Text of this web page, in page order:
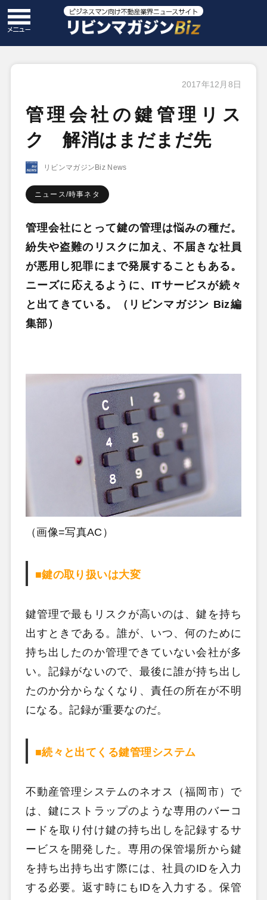
2017年12月8日
管理会社の鍵管理リス
ク 解消はまだまだ先
リビンマガジンBiz News
ニュース/時事ネタ
管理会社にとって鍵の管理は悩みの種だ。
紛失や盗難のリスクに加え、不届きな社員
が悪用し犯罪にまで発展することもある。
ニーズに応えるように、ITサービスが続々
と出てきている。（リビンマガジン Biz編
集部）
（画像=写真AC）
■鍵の取り扱いは大変
鍵管理で最もリスクが高いのは、鍵を持ち
出すときである。誰が、いつ、何のために
持ち出したのか管理できていない会社が多
い。記録がないので、最後に誰が持ち出し
たのか分からなくなり、責任の所在が不明
になる。記録が重要なのだ。
■続々と出てくる鍵管理システム
不動産管理システムのネオス（福岡市）で
は、鍵にストラップのような専用のバーコ
ードを取り付け鍵の持ち出しを記録するサ
ービスを開発した。専用の保管場所から鍵
を持ち出持ち出す際には、社員のIDを入力
する必要。返す時にもIDを入力する。保管